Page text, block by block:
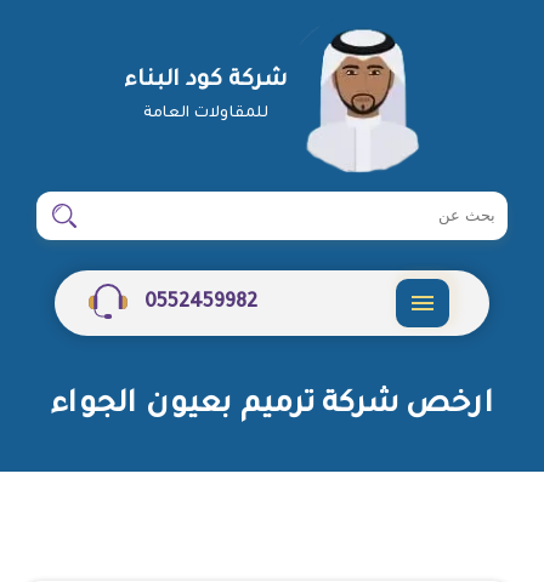
شركة كود البناء
للمقاولات العامة
ابحث
شركة
ابحث
0552459982
ارخص شركة ترميم بعيون الجواء